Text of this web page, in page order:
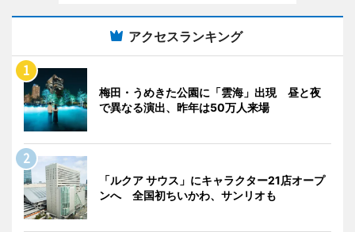
アクセスランキング
梅田・うめきた公園に「雲海」出現 昼と夜
で異なる演出、昨年は50万人来場
「ルクア サウス」にキャラクター21店オープ
ンへ 全国初ちいかわ、サンリオも